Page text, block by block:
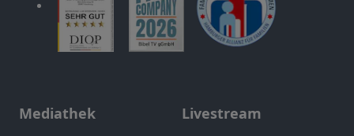
Mediathek Livestream